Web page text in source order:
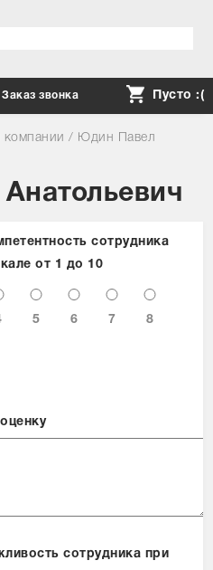
/ Юдин Павел
сотрудника
от 1 до 10
5 6 7 8
сотрудника при
Заказ звонка Пусто :(
товаров